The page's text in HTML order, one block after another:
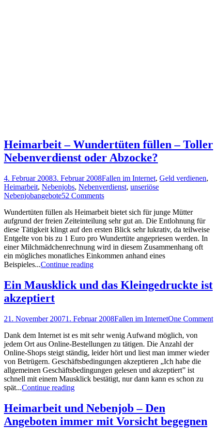
Heimarbeit – Wundertüten füllen – Toller
Nebenverdienst oder Abzocke?
4. Februar 20083. Februar 2008Fallen im Internet, Geld verdienen,
Heimarbeit, Nebenjobs, Nebenverdienst, unseriöse
Nebenjobangebote52 Comments
Wundertüten füllen als Heimarbeit bietet sich für junge Mütter
aufgrund der freien Zeiteinteilung sehr gut an. Die Entlohnung für
diese Tätigkeit klingt auf den ersten Blick sehr lukrativ, da teilweise
Entgelte von bis zu 1 Euro pro Wundertüte angepriesen werden. In
einer Milchmädchenrechnung wird in diesem Zusammenhang oft
ein mögliches monatliches Einkommen anhand eines
Beispieles...Continue reading
Ein Mausklick und das Kleingedruckte ist
akzeptiert
21. November 20071. Februar 2008Fallen im InternetOne Comment
Dank dem Internet ist es mit sehr wenig Aufwand möglich, von
jedem Ort aus Online-Bestellungen zu tätigen. Die Anzahl der
Online-Shops steigt ständig, leider hört und liest man immer wieder
von Betrügern. Geschäftsbedingungen akzeptieren „Ich habe die
allgemeinen Geschäftsbedingungen gelesen und akzeptiert” ist
schnell mit einem Mausklick bestätigt, nur dann kann es schon zu
spät...Continue reading
Heimarbeit und Nebenjob – Den
Angeboten immer mit Vorsicht begegnen